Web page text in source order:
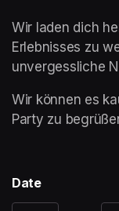
Wir laden dich
Erlebnisses zu
unvergessliche
Wir können es
Party zu
Date